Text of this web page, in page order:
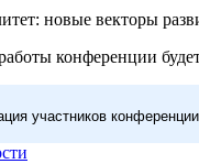
новые векторы
конференции
участников конференции